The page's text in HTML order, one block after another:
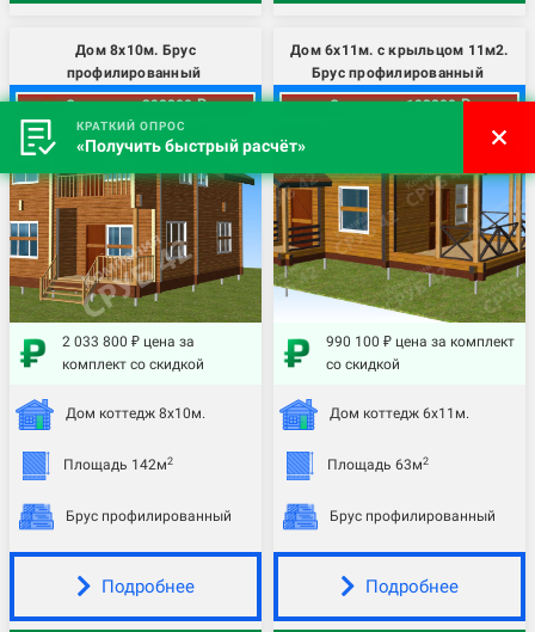
Дом 8х10м. Брус
профилированный
Скидка до 392200 ₽
2 033 800 ₽ цена за
комплект со скидкой
Дом коттедж 8х10м.
Площадь 142м2
Брус профилированный
Подробнее
Дом 6х11м. с крыльцом 11м2.
Брус профилированный
Скидка до 193200 ₽
990 100 ₽ цена за комплект
со скидкой
Дом коттедж 6х11м.
Площадь 63м2
Брус профилированный
Подробнее
КРАТКИЙ ОПРОС
«Получить быстрый расчёт»